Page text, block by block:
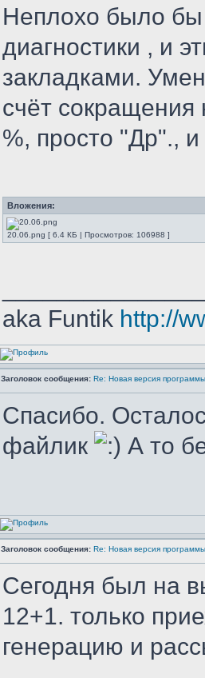
Неплохо было
диагностики , и
закладками.
счёт
%, просто "Др".,
Вложения:
20.06.png [ 6.4 КБ | Просмотров: 106988 ]
aka Funtik http://
Заголовок сообщения: Re: Новая версия
Спасибо.
файлик
А то
Заголовок сообщения: Re: Новая версия
Сегодня был на
12+1. только
генерацию и